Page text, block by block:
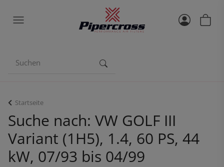
Startseite
Suche nach: VW GOLF III
Variant (1H5), 1.4, 60 PS, 44
kW, 07/93 bis 04/99